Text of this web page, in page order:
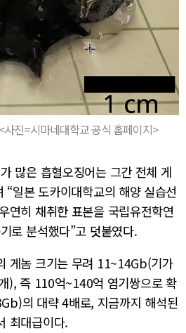
진=시마네대학교 공식 홈페이지>
많은 흡혈오징어는 그간 전체 게
“일본 도카이대학교의 해양 실습선
연히 채취한 표본을 국립유전학연
로 분석했다”고 덧붙였다.
게놈 크기는 무려 11~14Gb(기가
), 즉 110억~140억 염기쌍으로 확
의 대략 4배로, 지금까지 해석된
최대급이다.